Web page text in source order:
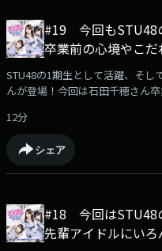
#19 今回もSTU48
卒業前の心境やこだ
STU48の1期生として活躍、そし
んが登場！今回は石田千穂さん
なかった内容もお楽しみくださ
ら！どんどん送ってください
https://jocr.jp/mailform/aika/
12分
シェア
#18 今回はSTU48
先輩アイドルにいろ